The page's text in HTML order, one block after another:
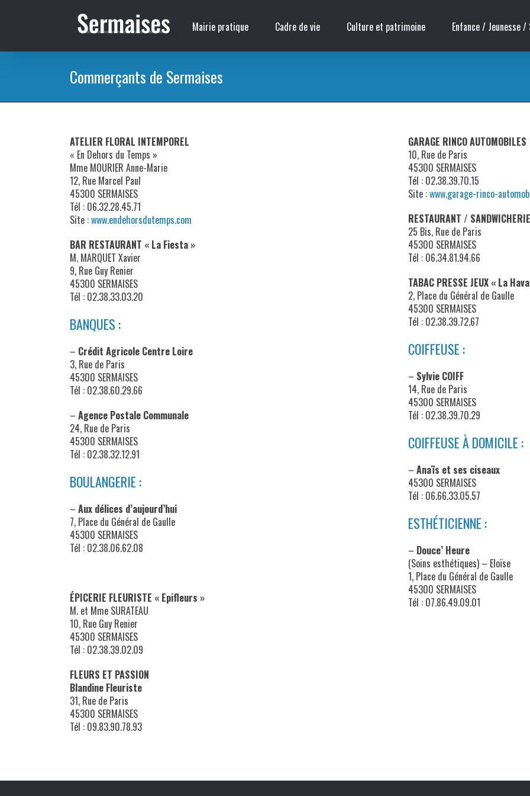
Mairie pratique Cadre de vie Culture et patrimoine Enfance / Jeunesse /
Commerçants de Sermaises
ATELIER FLORAL INTEMPOREL
« En Dehors du Temps »
Mme MOURIER Anne-Marie
12, Rue Marcel Paul
45300 SERMAISES
Tél : 06.32.28.45.71
Site :www.endehorsdutemps.com
BAR RESTAURANT « La Fiesta »
M. MARQUET Xavier
9, Rue Guy Renier
45300 SERMAISES
Tél : 02.38.33.03.20
BANQUES :
– Crédit Agricole Centre Loire
3, Rue de Paris
45300 SERMAISES
Tél : 02.38.60.29.66
– Agence Postale Communale
24, Rue de Paris
45300 SERMAISES
Tél : 02.38.32.12.91
BOULANGERIE :
– Aux délices d’aujourd’hui
7, Place du Général de Gaulle
45300 SERMAISES
Tél : 02.38.06.62.08
ÉPICERIE FLEURISTE « Epifleurs »
M. et Mme SURATEAU
10, Rue Guy Renier
45300 SERMAISES
Tél : 02.38.39.02.09
FLEURS ET PASSION
Blandine Fleuriste
31, Rue de Paris
45300 SERMAISES
Tél : 09.83.90.78.93
GARAGE RINCO AUTOMOBILES
10, Rue de Paris
45300 SERMAISES
Tél : 02.38.39.70.15
Site :www.garage-rinco-
RESTAURANT /
25 Bis, Rue de Paris
45300 SERMAISES
Tél : 06.34.81.94.66
TABAC PRESSE JEUX « La
2, Place du Général de Gaulle
45300 SERMAISES
Tél : 02.38.39.72.67
COIFFEUSE :
– Sylvie COIFF
14, Rue de Paris
45300 SERMAISES
Tél : 02.38.39.70.29
COIFFEUSE À DOMICILE :
– Anaïs et ses ciseaux
45300 SERMAISES
Tél : 06.66.33.05.57
ESTHÉTICIENNE :
– Douce’ Heure
(Soins esthétiques) – Eloïse
1, Place du Général de Gaulle
45300 SERMAISES
Tél : 07.86.49.09.01